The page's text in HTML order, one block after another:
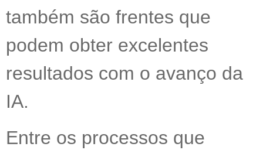
também são frentes que
podem obter excelentes
resultados com o avanço da
IA.
Entre os processos que